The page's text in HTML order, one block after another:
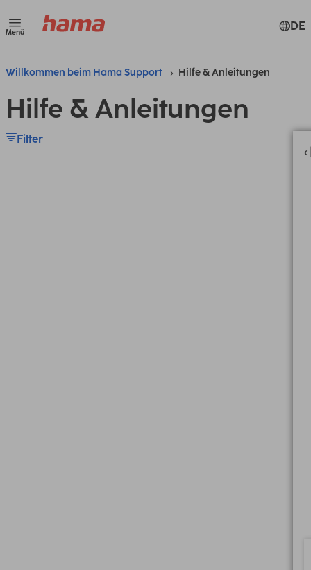
Menü DE
Willkommen beim Hama Support Hilfe & Anleitungen
Hilfe & Anleitungen
Filter